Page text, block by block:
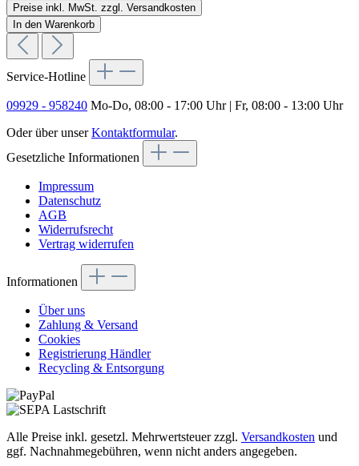
Preise inkl. MwSt. zzgl. Versandkosten
In den Warenkorb
Service-Hotline
09929 - 958240 Mo-Do, 08:00 - 17:00 Uhr | Fr, 08:00 - 13:00 Uhr
Oder über unserKontaktformular.
Gesetzliche Informationen
Impressum
Datenschutz
AGB
Widerrufsrecht
Vertrag widerrufen
Informationen
Über uns
Zahlung & Versand
Cookies
Registrierung Händler
Recycling & Entsorgung
Alle Preise inkl. gesetzl. Mehrwertsteuer zzgl. Versandkosten und
ggf. Nachnahmegebühren, wenn nicht anders angegeben.